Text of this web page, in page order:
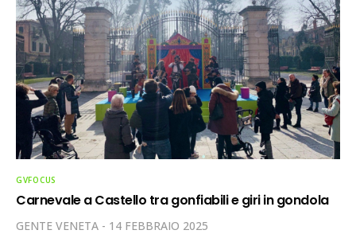
GVFOCUS
Carnevale a Castello tra gonfiabili e giri in gondola
GENTE VENETA 14 FEBBRAIO 2025